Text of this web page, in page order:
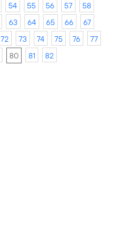
54 55 56 57
58
63 64 65 66
67
72 73 74 75 76
77
80 81 82